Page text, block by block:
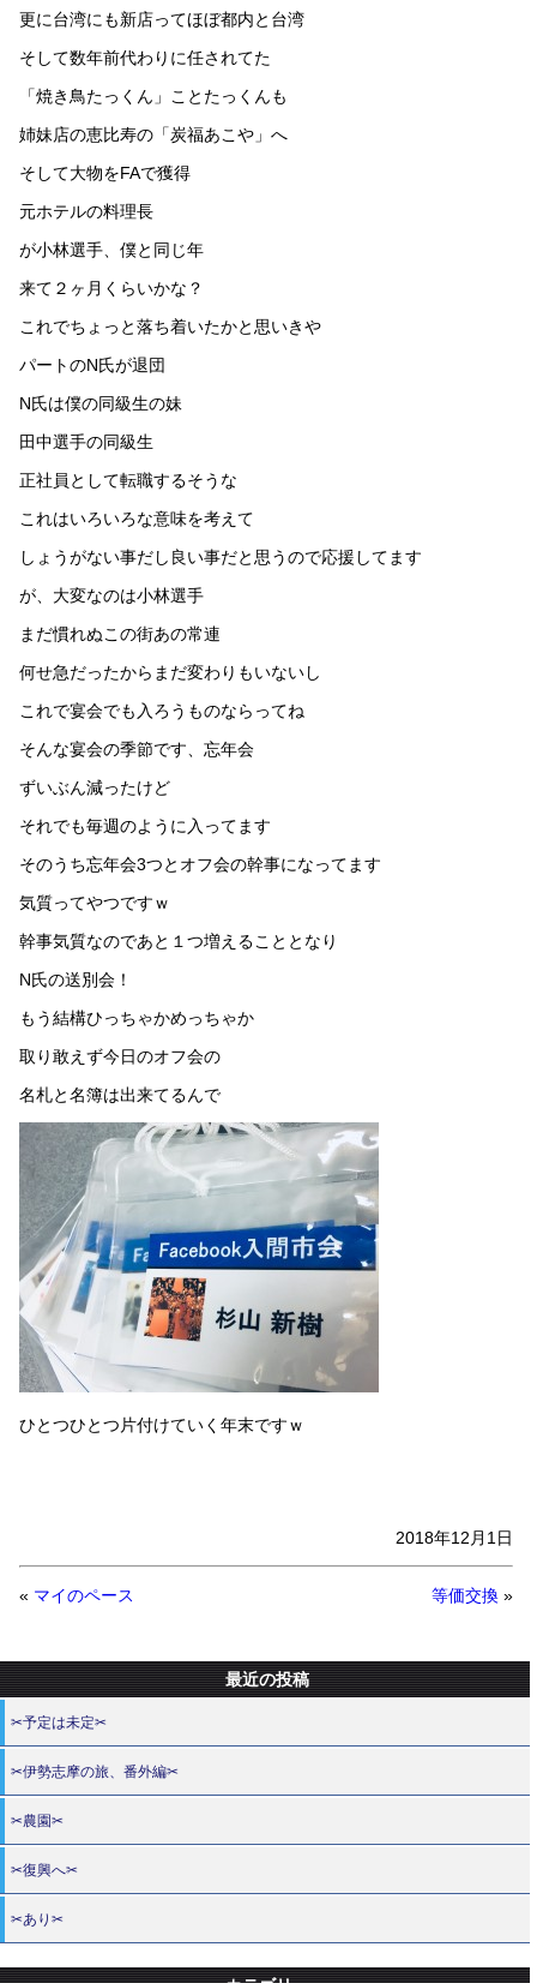
更に台湾にも新店ってほぼ都内と台湾
そして数年前代わりに任されてた
「焼き鳥たっくん」ことたっくんも
姉妹店の恵比寿の「炭福あこや」へ
そして大物をFAで獲得
元ホテルの料理長
が小林選手、僕と同じ年
来て２ヶ月くらいかな？
これでちょっと落ち着いたかと思いきや
パートのN氏が退団
N氏は僕の同級生の妹
田中選手の同級生
正社員として転職するそうな
これはいろいろな意味を考えて
しょうがない事だし良い事だと思うので応援してます
が、大変なのは小林選手
まだ慣れぬこの街あの常連
何せ急だったからまだ変わりもいないし
これで宴会でも入ろうものならってね
そんな宴会の季節です、忘年会
ずいぶん減ったけど
それでも毎週のように入ってます
そのうち忘年会3つとオフ会の幹事になってます
気質ってやつですｗ
幹事気質なのであと１つ増えることとなり
N氏の送別会！
もう結構ひっちゃかめっちゃか
取り敢えず今日のオフ会の
名札と名簿は出来てるんで
ひとつひとつ片付けていく年末ですｗ
2018年12月1日
« マイのペース 等価交換 »
最近の投稿
✂予定は未定✂
✂伊勢志摩の旅、番外編✂
✂農園✂
✂復興へ✂
✂あり✂